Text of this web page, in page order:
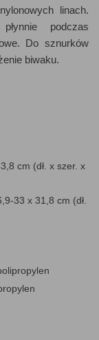
linach.
podczas
Do sznurków
biwaku.
cm (dł. x szer. x
33 x 31,8 cm (dł.